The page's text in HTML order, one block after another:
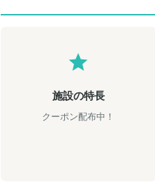
施設の特長
クーポン配布中！